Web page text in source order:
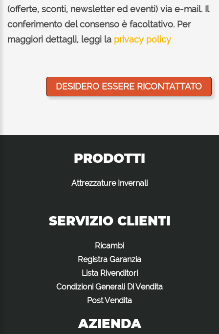
(offerte, sconti, newsletter ed eventi) via e-mail. Il
conferimento del consenso è facoltativo. Per
maggiori dettagli, leggi la privacy policy
PRODOTTI
Attrezzature Invernali
SERVIZIO CLIENTI
Ricambi
Registra Garanzia
Lista Rivenditori
Condizioni Generali Di Vendita
Post Vendita
AZIENDA